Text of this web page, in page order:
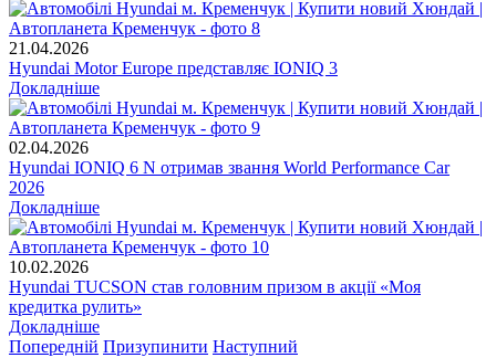
21.04.2026
Hyundai Motor Europe представляє IONIQ 3
Докладніше
02.04.2026
Hyundai IONIQ 6 N отримав звання World Performance Car
2026
Докладніше
10.02.2026
Hyundai TUCSON став головним призом в акції «Моя
кредитка рулить»
Докладніше
Попередній Призупинити Наступний